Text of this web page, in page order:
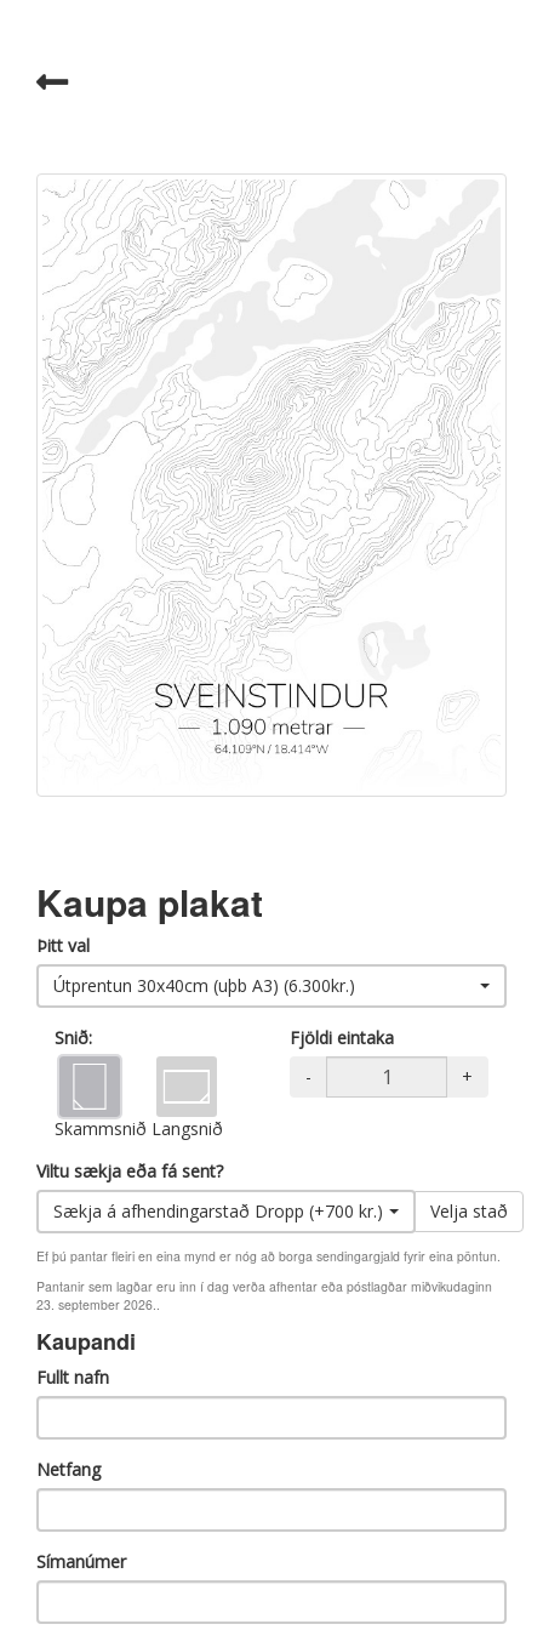
Kaupa plakat
Þitt val
Útprentun 30x40cm (uþb A3) (6.300kr.)
Snið:
Skammsnið Langsnið
Fjöldi eintaka
-
+
Viltu sækja eða fá sent?
Sækja á afhendingarstað Dropp (+700 kr.)
Velja stað
Ef þú pantar fleiri en eina mynd er nóg að borga sendingargjald fyrir eina pöntun.
Pantanir sem lagðar eru inn í dag verða afhentar eða póstlagðar miðvikudaginn
23. september 2026..
Kaupandi
Fullt nafn
Netfang
Símanúmer